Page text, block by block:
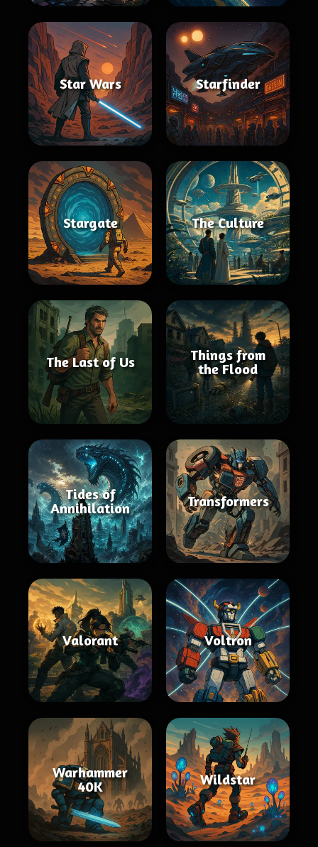
Star Wars Starfinder
Stargate The Culture
The Last of Us
Things from
the Flood
Tides of
Annihilation
Transformers
Valorant Voltron
Warhammer
40K
Wildstar